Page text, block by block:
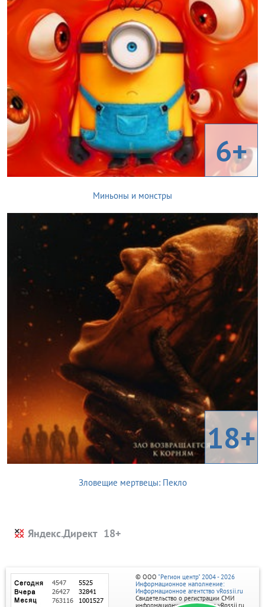
6+
Миньоны и монстры
18+
Зловещие мертвецы: Пекло
Яндекс.Директ
© ООО "Регион центр" 2004 - 2026
Информационное наполнение:
Информационное агентство vRossii.ru
Свидетельство о регистрации СМИ
информационного агентства vRossii.ru